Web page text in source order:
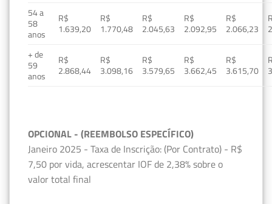
54 a
58
anos
R$
1.639,20
R$
1.770,48
R$
2.045,63
R$
2.092,95
R$
2.066,23
+ de
59
anos
R$
2.868,44
R$
3.098,16
R$
3.579,65
R$
3.662,45
R$
3.615,70
OPCIONAL - (REEMBOLSO ESPECÍFICO)
Janeiro 2025 - Taxa de Inscrição: (Por Contrato) - R$
7,50 por vida, acrescentar IOF de 2,38% sobre o
valor total final